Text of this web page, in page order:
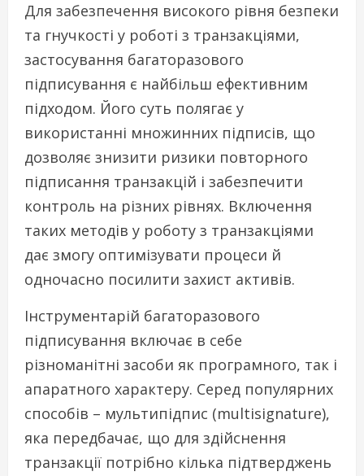
Для забезпечення високого рівня безпеки
та гнучкості у роботі з транзакціями,
застосування багаторазового
підписування є найбільш ефективним
підходом. Його суть полягає у
використанні множинних підписів, що
дозволяє знизити ризики повторного
підписання транзакцій і забезпечити
контроль на різних рівнях. Включення
таких методів у роботу з транзакціями
дає змогу оптимізувати процеси й
одночасно посилити захист активів.
Інструментарій багаторазового
підписування включає в себе
різноманітні засоби як програмного, так і
апаратного характеру. Серед популярних
способів – мультипідпис (multisignature),
яка передбачає, що для здійснення
транзакції потрібно кілька підтверджень